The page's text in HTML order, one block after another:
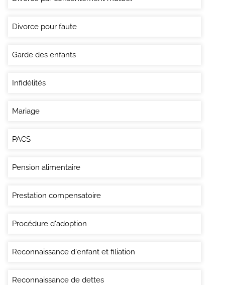
Divorce pour faute
Garde des enfants
Infidélités
Mariage
PACS
Pension alimentaire
Prestation compensatoire
Procédure d'adoption
Reconnaissance d'enfant et filiation
Reconnaissance de dettes